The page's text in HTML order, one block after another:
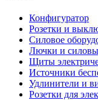
Конфигуратор
Розетки и
Силовое
Лючки и
Щиты
Источники
Удлинители и
Розетки для